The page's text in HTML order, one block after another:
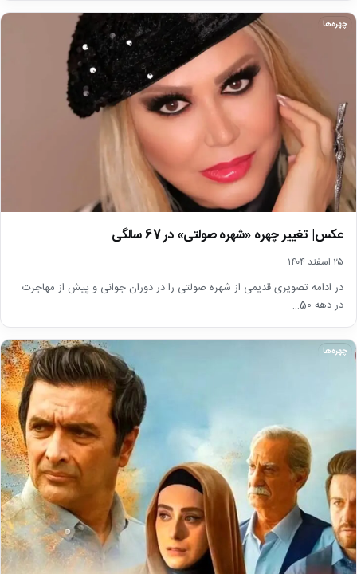
چهره‌ها
عکس| تغییر چهره «شهره صولتی» در 67 سالگی
۲۵ اسفند ۱۴۰۴
در ادامه تصویری قدیمی از شهره صولتی را در دوران جوانی و پیش از مهاجرت
در دهه 50…
چهره‌ها